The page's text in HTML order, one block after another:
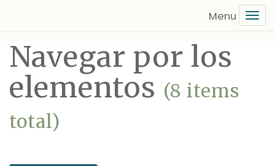
principal
Navegar por los
elementos (8 items
total)